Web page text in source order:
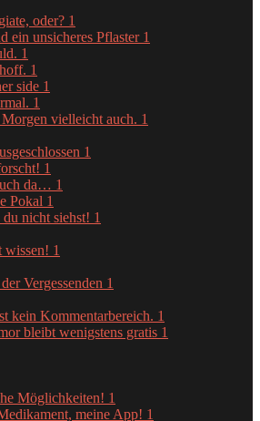
oder? 1
ein unsicheres Pflaster 1
1
1
side 1
1
vielleicht auch. 1
1
1
da… 1
Pokal 1
nicht siehst! 1
wissen! 1
Vergessenden 1
kein Kommentarbereich. 1
bleibt wenigstens gratis 1
Möglichkeiten! 1
meine App! 1